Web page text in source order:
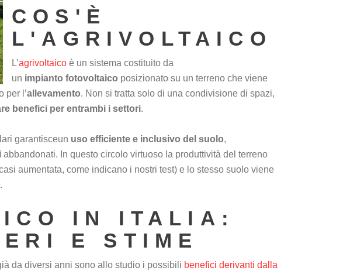
COS'È
L'AGRIVOLTAICO
L’agrivoltaico è un sistema costituito da
un impianto fotovoltaico posizionato su un terreno che viene
per l’allevamento. Non si tratta solo di una condivisione di spazi,
benefici per entrambi i settori.
garantisceun uso efficiente e inclusivo del suolo,
abbandonati. In questo circolo virtuoso la produttività del terreno
aumentata, come indicano i nostri test) e lo stesso suolo viene
IN ITALIA:
E STIME
da diversi anni sono allo studio i possibili benefici derivanti dalla